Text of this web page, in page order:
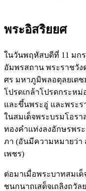
พระอิสริยยศ
ในวันพฤหัสบดีที่ 11 มก
อัมพรสถาน พระราชวัง
ศร มหาภูมิพลอดุลยเด
โปรดเกล้าโปรดกระห
และขึ้นพระอู่ และพระร
ในสมเด็จพระบรมโอร
ทองคำแท่งลงอักษรพร
ภา (อันมีความหมายว่า
เพชร)
ต่อมาเมื่อพระบาทสมเด็
ชนกนาถเสด็จเถลิงถวั